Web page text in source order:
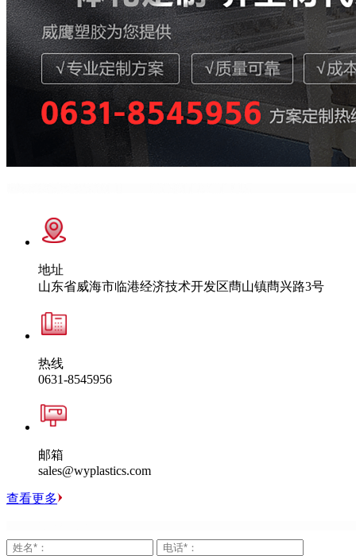
地址
山东省威海市临港经济技术开发区蔄山镇蔄兴路3号
热线
0631-8545956
邮箱
sales@wyplastics.com
查看更多